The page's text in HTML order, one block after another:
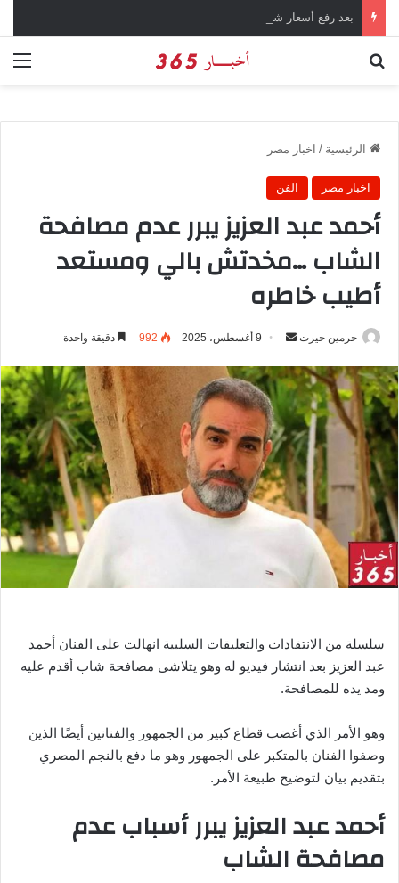
الرئيسية / اخبار مصر
اخبار مصر الفن
أحمد عبد العزيز يبرر عدم مصافحة
الشاب …مخدتش بالي ومستعد
أطيب خاطره
جرمين خيرت
س
ل
ب
ر
د
ا
و
9 أغسطس، 2025 992 دقيقة واحدة
سلسلة من الانتقادات والتعليقات السلبية انهالت على الفنان أحمد
عبد العزيز بعد انتشار فيديو له وهو يتلاشى مصافحة شاب أقدم عليه
ومد يده للمصافحة.
وهو الأمر الذي أغضب قطاع كبير من الجمهور والفنانين أيضًا الذين
وصفوا الفنان بالمتكبر على الجمهور وهو ما دفع بالنجم المصري
بتقديم بيان لتوضيح طبيعة الأمر.
أحمد عبد العزيز يبرر أسباب عدم
مصافحة الشاب